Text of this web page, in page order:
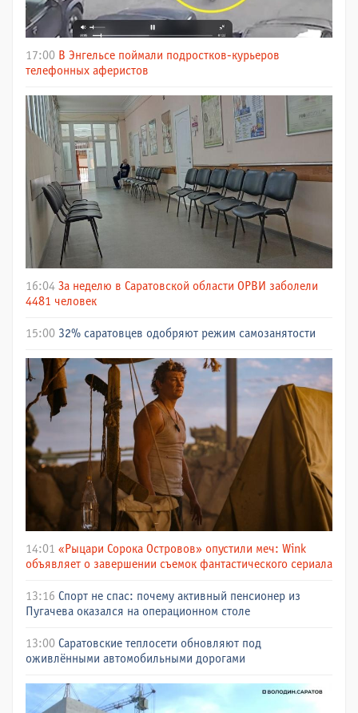
17:00 В Энгельсе поймали подростков-курьеров
телефонных аферистов
16:04 За неделю в Саратовской области ОРВИ заболели
4481 человек
15:00 32% саратовцев одобряют режим самозанятости
14:01 «Рыцари Сорока Островов» опустили меч: Wink
объявляет о завершении съемок фантастического сериала
13:16 Спорт не спас: почему активный пенсионер из
Пугачева оказался на операционном столе
13:00 Саратовские теплосети обновляют под
оживлёнными автомобильными дорогами